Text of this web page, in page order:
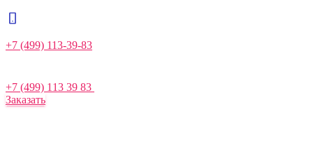
+7 (499) 113-39-83
+7 (499) 113 39 83
Заказать